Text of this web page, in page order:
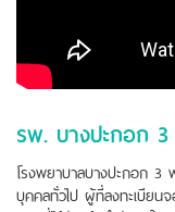
โรงพยาบาลบางปะกอก 3
บุคคลทั่วไป ผู้ที่ลงทะเบียน